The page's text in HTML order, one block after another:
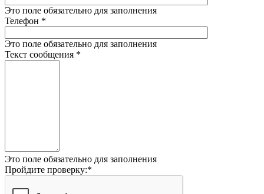
Это поле обязательно для заполнения
Телефон *
Это поле обязательно для заполнения
Текст сообщения *
Это поле обязательно для заполнения
Пройдите проверку:*